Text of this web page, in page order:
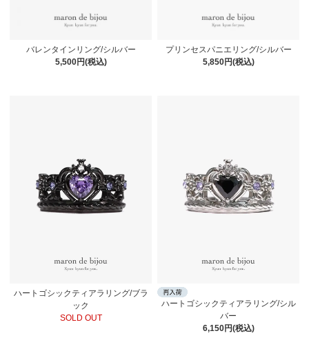
バレンタインリング/シルバー
5,500円(税込)
プリンセスパニエリング/シルバー
5,850円(税込)
ハートゴシックティアラリング/ブラ
ック
SOLD OUT
ハートゴシックティアラリング/シル
バー
6,150円(税込)